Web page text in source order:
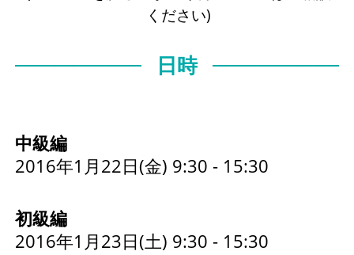
ください)
日時
中級編
2016年1月22日(金) 9:30 - 15:30
初級編
2016年1月23日(土) 9:30 - 15:30